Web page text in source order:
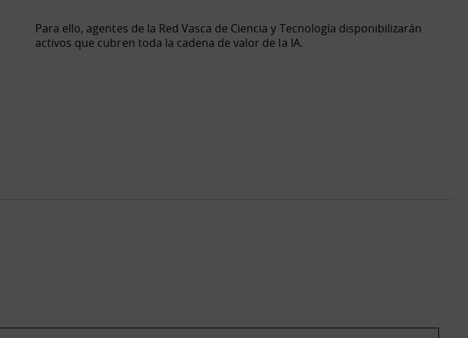
Para ello, agentes de la Red Vasca de Ciencia y Tecnología disponibilizarán
activos que cubren toda la cadena de valor de la IA.